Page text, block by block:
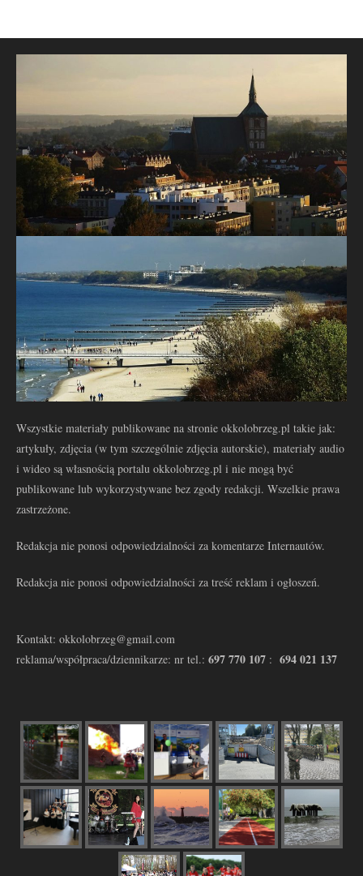
Wszystkie materiały publikowane na stronie okkolobrzeg.pl takie jak:
artykuły, zdjęcia (w tym szczególnie zdjęcia autorskie), materiały audio
i wideo są własnością portalu okkolobrzeg.pl i nie mogą być
publikowane lub wykorzystywane bez zgody redakcji. Wszelkie prawa
zastrzeżone.
Redakcja nie ponosi odpowiedzialności za komentarze Internautów.
Redakcja nie ponosi odpowiedzialności za treść reklam i ogłoszeń.
Kontakt: okkolobrzeg@gmail.com
reklama/współpraca/dziennikarze: nr tel.: 697 770 107 : 694 021 137